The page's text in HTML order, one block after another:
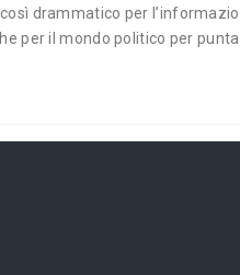
drammatico per
per il mondo politico per